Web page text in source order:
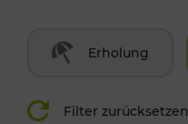
Erholung
Filter zurücksetzen